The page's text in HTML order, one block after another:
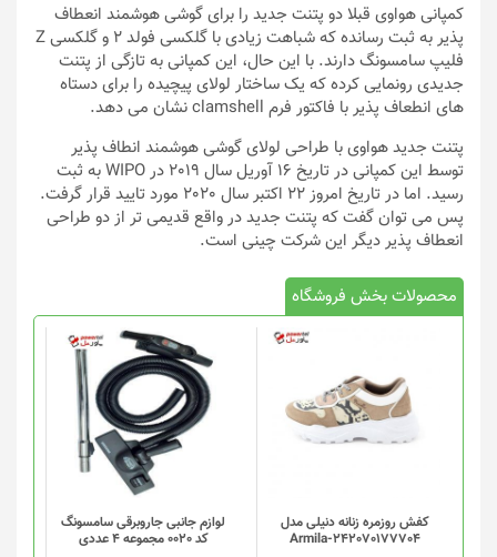
کمپانی هواوی قبلا دو پتنت جدید را برای گوشی هوشمند انعطاف
پذیر به ثبت رسانده که شباهت زیادی با گلکسی فولد 2 و گلکسی Z
فلیپ سامسونگ دارند. با این حال، این کمپانی به تازگی از پتنت
جدیدی رونمایی کرده که یک ساختار لولای پیچیده را برای دستاه
های انطعاف پذیر با فاکتور فرم clamshell نشان می دهد.
پتنت جدید هواوی با طراحی لولای گوشی هوشمند انطاف پذیر
توسط این کمپانی در تاریخ 16 آوریل سال 2019 در WIPO به ثبت
رسید. اما در تاریخ امروز 22 اکتبر سال 2020 مورد تایید قرار گرفت.
پس می توان گفت که پتنت جدید در واقع قدیمی تر از دو طراحی
انعطاف پذیر دیگر این شرکت چینی است.
محصولات بخش فروشگاه
کفش روزمره زنانه دنیلی مدل
Armila-242070177704
لوازم جانبی جاروبرقی سامسونگ
کد 0020 مجموعه 4 عددی